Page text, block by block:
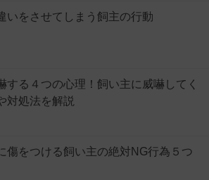
いをさせてしまう飼主の行動
する４つの心理！飼い主に威嚇してく
対処法を解説
傷をつける飼い主の絶対NG行為５つ